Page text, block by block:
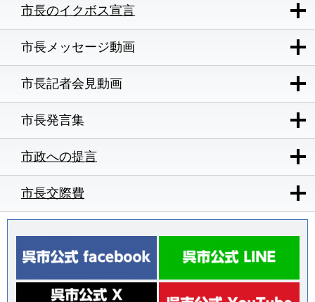
市長のイクボス宣言
市長メッセージ動画
市長記者会見動画
市長発言集
市政への提言
市長交際費